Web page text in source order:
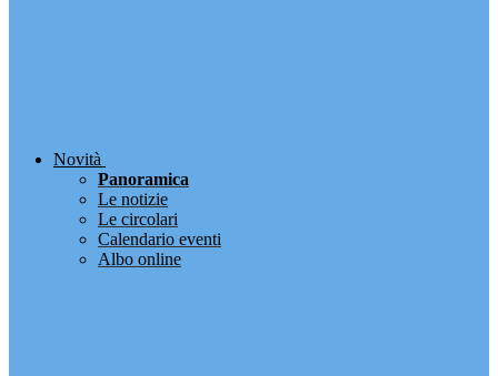
Novità
Panoramica
Le notizie
Le circolari
Calendario eventi
Albo online